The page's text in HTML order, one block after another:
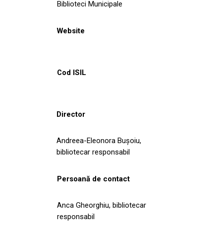
Biblioteci Municipale
Website
Cod ISIL
Director
Andreea-Eleonora Bușoiu,
bibliotecar responsabil
Persoană de contact
Anca Gheorghiu, bibliotecar
responsabil